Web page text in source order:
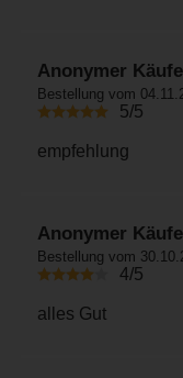
Anonymer
Bestellung vom
5/5
empfehlung
Anonymer
Bestellung vom
4/5
alles Gut